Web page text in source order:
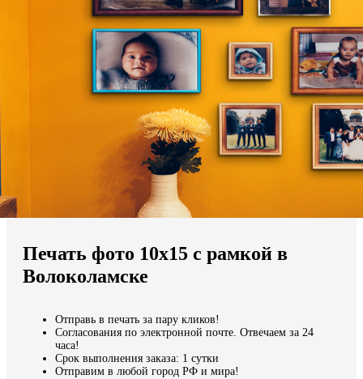
Выберите из списка:
Мы доставляем по всему миру
Продолжить без города
Печать фото 10х15 с рамкой в
Волоколамске
Отправь в печать за пару кликов!
Согласования по электронной почте. Отвечаем за 24
часа!
Срок выполнения заказа: 1 сутки
Отправим в любой город РФ и мира!